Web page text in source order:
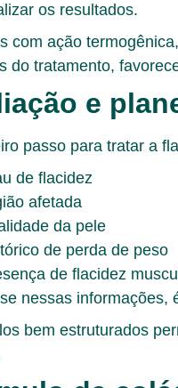
os resultados.
com ação
do tratamento,
e
passo para tratar a
de flacidez
afetada
da pele
de perda de peso
de flacidez
nessas informações,
bem estruturados